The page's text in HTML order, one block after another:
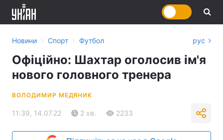
Новини › Спорт › Футбол рус
Офіційно: Шахтар оголосив ім'я
нового головного тренера
ВОЛОДИМИР МЕДЯНИК
11:39, 14.07.22 2 хв. 2233